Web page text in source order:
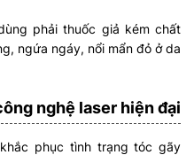
phải thuốc giả kém chất
ngứa ngáy, nổi mẩn đỏ ở da
nghệ laser hiện đại
phục tình trạng tóc gãy